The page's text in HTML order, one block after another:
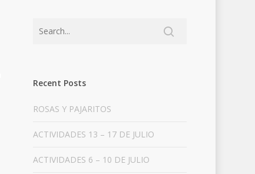
Recent Posts
ROSAS Y PAJARITOS
ACTIVIDADES 13 – 17 DE JULIO
ACTIVIDADES 6 – 10 DE JULIO